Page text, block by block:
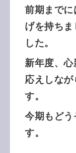
前期まで
げを持ちま
した。
新年度、
応えしなが
す。
今期もどう
す。